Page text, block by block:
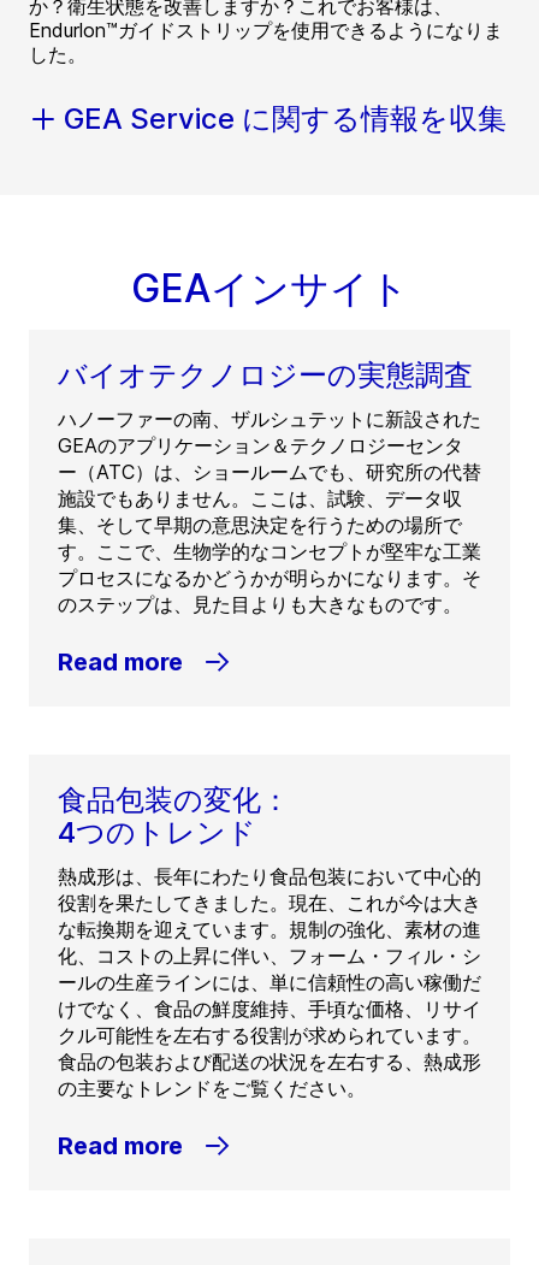
か？衛生状態を改善しますか？これでお客様は、
Endurlon™ガイドストリップを使用できるようになりま
した。
GEA Service に関する情報を収集
GEAインサイト
バイオテクノロジーの実態調査
ハノーファーの南、ザルシュテットに新設された
GEAのアプリケーション＆テクノロジーセンタ
ー（ATC）は、ショールームでも、研究所の代替
施設でもありません。ここは、試験、データ収
集、そして早期の意思決定を行うための場所で
す。ここで、生物学的なコンセプトが堅牢な工業
プロセスになるかどうかが明らかになります。そ
のステップは、見た目よりも大きなものです。
Read more
食品包装の変化：
4つのトレンド
熱成形は、長年にわたり食品包装において中心的
役割を果たしてきました。現在、これが今は大き
な転換期を迎えています。規制の強化、素材の進
化、コストの上昇に伴い、フォーム・フィル・シ
ールの生産ラインには、単に信頼性の高い稼働だ
けでなく、食品の鮮度維持、手頃な価格、リサイ
クル可能性を左右する役割が求められています。
食品の包装および配送の状況を左右する、熱成形
の主要なトレンドをご覧ください。
Read more